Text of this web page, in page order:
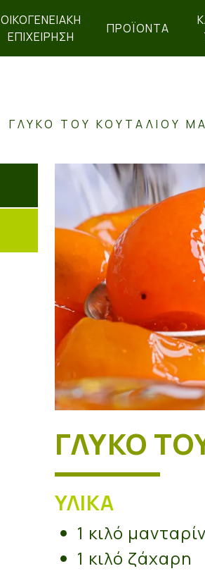
ΟΙΚΟΓΕΝΕΙΑΚΉ
ΕΠΙΧΕΊΡΗΣΗ
ΠΡΟΪΌΝΤΑ
ΓΛΥΚΌ ΤΟΥ ΚΟΥΤΑΛΙΟΎ
ΓΛΥΚΌ
ΥΛΙΚΆ
1 κιλό
1 κιλό ζάχαρη